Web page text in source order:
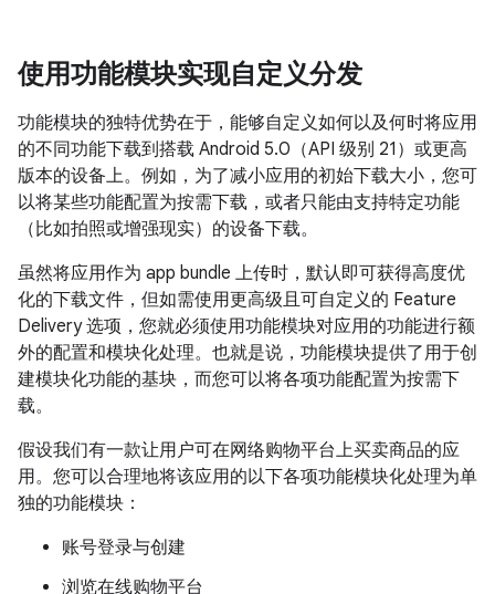
使用功能模块实现自定义分发
功能模块的独特优势在于，能够自定义如何以及何时将应用
的不同功能下载到搭载 Android 5.0（API 级别 21）或更高
版本的设备上。例如，为了减小应用的初始下载大小，您可
以将某些功能配置为按需下载，或者只能由支持特定功能
（比如拍照或增强现实）的设备下载。
虽然将应用作为 app bundle 上传时，默认即可获得高度优
化的下载文件，但如需使用更高级且可自定义的 Feature
Delivery 选项，您就必须使用功能模块对应用的功能进行额
外的配置和模块化处理。 也就是说，功能模块提供了用于创
建模块化功能的基块，而您可以将各项功能配置为按需下
载。
假设我们有一款让用户可在网络购物平台上买卖商品的应
用。您可以合理地将该应用的以下各项功能模块化处理为单
独的功能模块：
账号登录与创建
浏览在线购物平台